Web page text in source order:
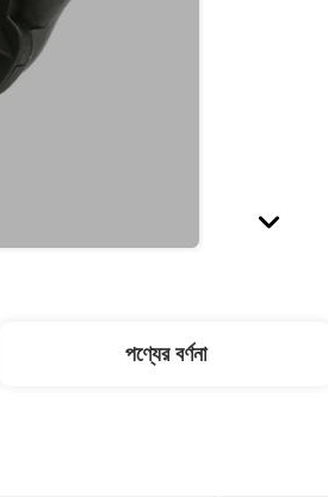
পণ্যের বর্ণনা